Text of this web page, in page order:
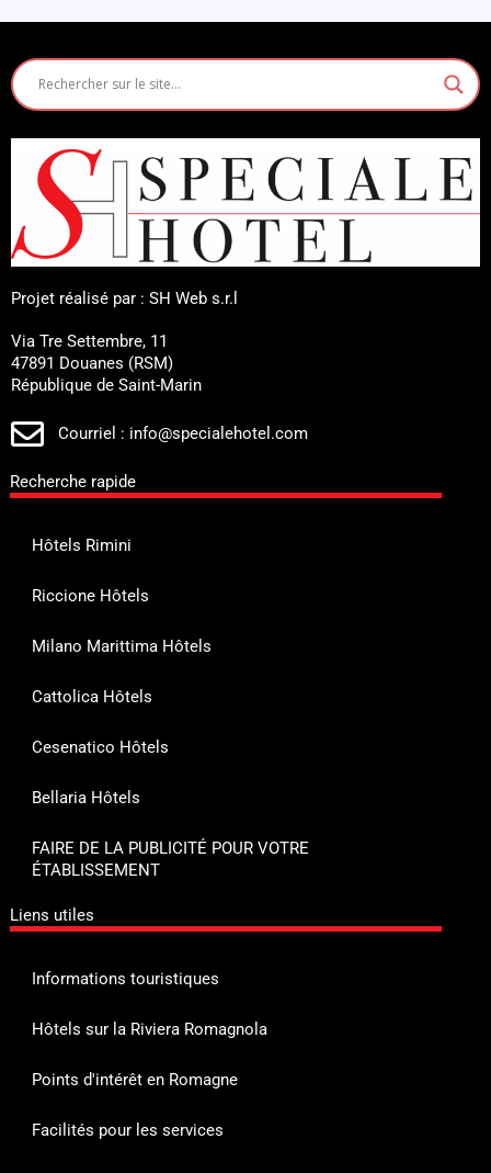
Projet réalisé par : SH Web s.r.l
Via Tre Settembre, 11
47891 Douanes (RSM)
République de Saint-Marin
Courriel : info@specialehotel.com
Recherche rapide
Hôtels Rimini
Riccione Hôtels
Milano Marittima Hôtels
Cattolica Hôtels
Cesenatico Hôtels
Bellaria Hôtels
FAIRE DE LA PUBLICITÉ POUR VOTRE
ÉTABLISSEMENT
Liens utiles
Informations touristiques
Hôtels sur la Riviera Romagnola
Points d'intérêt en Romagne
Facilités pour les services